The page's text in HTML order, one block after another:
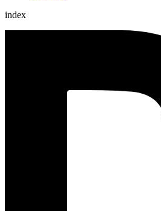
index